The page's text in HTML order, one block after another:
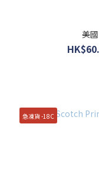
美
急凍貨 -18C